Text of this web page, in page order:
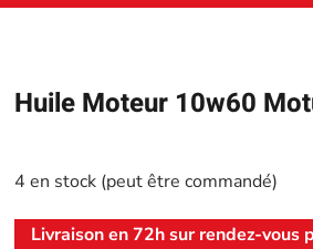
Huile Moteur 10w60
4 en stock (peut être commandé)
Livraison en 72h sur rendez-